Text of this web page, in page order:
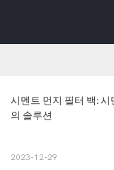
시멘트 먼지 필터 백:
의 솔루션
2023-12-29